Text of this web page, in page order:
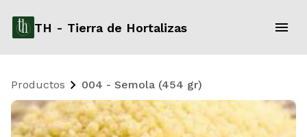
TH - Tierra de Hortalizas
Productos 004 - Semola (454 gr)